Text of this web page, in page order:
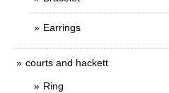
Earrings
courts and hackett
Ring